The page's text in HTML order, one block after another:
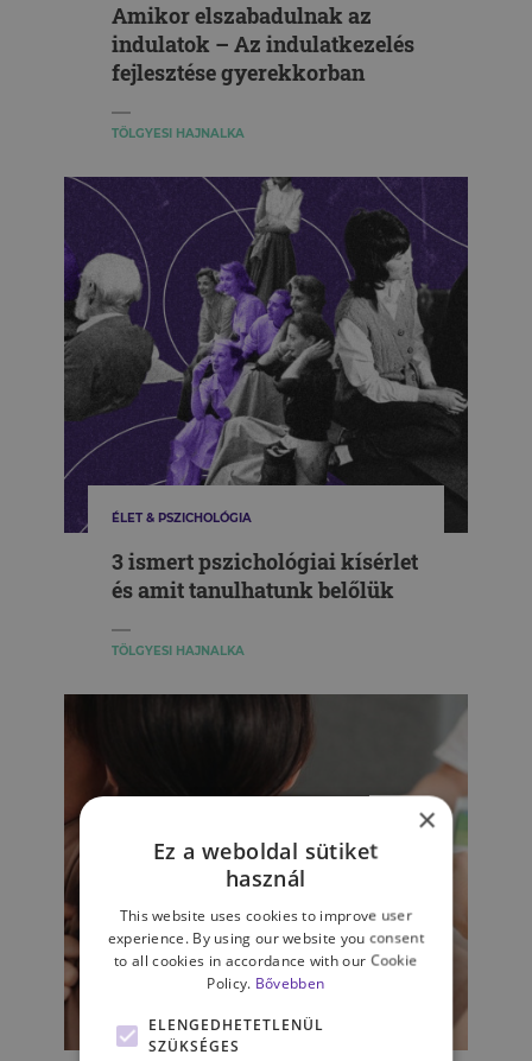
Amikor elszabadulnak az
indulatok – Az indulatkezelés
fejlesztése gyerekkorban
TÖLGYESI HAJNALKA
ÉLET & PSZICHOLÓGIA
3 ismert pszichológiai kísérlet
és amit tanulhatunk belőlük
TÖLGYESI HAJNALKA
GYERMEKPSZICHOLÓGIA
×
Ez a weboldal sütiket
használ
This website uses cookies to improve user
experience. By using our website you consent
to all cookies in accordance with our Cookie
Policy. Bővebben
ELENGEDHETETLENÜL
SZÜKSÉGES